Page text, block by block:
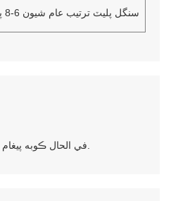
سنگل پليٽ ترتيب عام شيون 6-8 پيالا / پليٽ